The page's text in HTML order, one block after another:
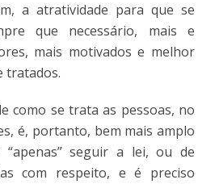
a atratividade para que se
que necessário, mais e
mais motivados e melhor
tratados.
como se trata as pessoas, no
é, portanto, bem mais amplo
seguir a lei, ou de
com respeito, e é preciso